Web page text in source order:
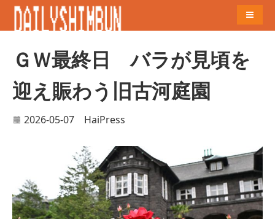
ＧＷ最終日 バラが見頃を
迎え賑わう旧古河庭園
2026-05-07 HaiPress